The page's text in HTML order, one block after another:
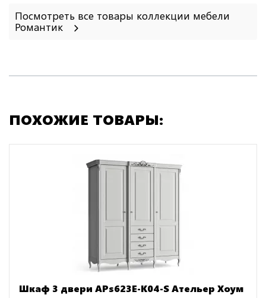
Посмотреть все товары коллекции мебели
Романтик
ПОХОЖИЕ ТОВАРЫ:
Шкаф 3 двери APs623E-K04-S Ательер Хоум